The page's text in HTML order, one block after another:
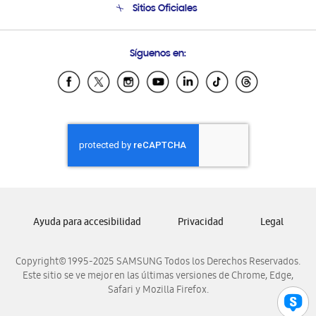
Soporte vía eMail
Sitios Oficiales
Samsung Ecuador
Samsung El Salvador
Samsung Honduras
Samsung Nicaragua
Samsung Panamá
Samsung Venezuela
Síguenos en:
Copyright© 1995-2025 SAMSUNG Todos los Derechos Reservados.
Este sitio se ve mejor en las últimas versiones de Chrome, Edge,
Safari y Mozilla Firefox.
Ayuda para accesibilidad Privacidad Legal